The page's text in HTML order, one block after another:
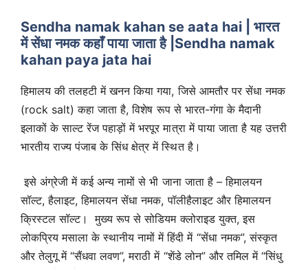
Sendha namak kahan se aata hai | भारत
में सेंधा नमक कहाँ पाया जाता है| Sendha namak
kahan paya jata hai
हिमालय की तलहटी में खनन किया गया, जिसे आमतौर पर सेंधा नमक
(rock salt) कहा जाता है, विशेष रूप से भारत-गंगा के मैदानी
इलाकों के साल्ट रेंज पहाड़ों में भरपूर मात्रा में पाया जाता है यह उत्तरी
भारतीय राज्य पंजाब के सिंध क्षेत्र में स्थित है।
इसे अंग्रेजी में कई अन्य नामों से भी जाना जाता है – हिमालयन
सॉल्ट, हैलाइट, हिमालयन सेंधा नमक, पॉलीहैलाइट और हिमालयन
क्रिस्टल सॉल्ट। मुख्य रूप से सोडियम क्लोराइड युक्त, इस
लोकप्रिय मसाला के स्थानीय नामों में हिंदी में “सेंधा नमक”, संस्कृत
और तेलुगू में “सैंधवा लवण”, मराठी में “शेंडे लोन” और तमिल में “सिंधु